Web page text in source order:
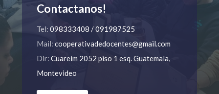
Contactanos!
Tel: 098333408 / 091987525
Mail: cooperativadedocentes@gmail.com
Dir: Cuareim 2052 piso 1 esq. Guatemala,
Montevideo